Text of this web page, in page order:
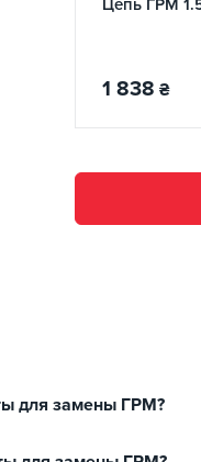
Цепь ГРМ
1 838 ₴
для замены ГРМ?